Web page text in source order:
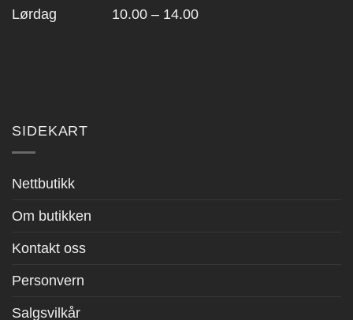
Lørdag 10.00 – 14.00
SIDEKART
Nettbutikk
Om butikken
Kontakt oss
Personvern
Salgsvilkår